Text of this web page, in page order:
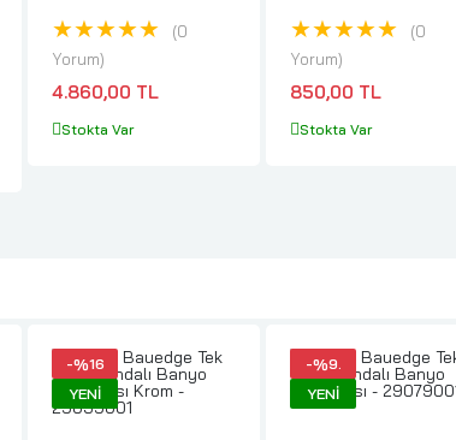
★★★★★
0
Yorum
4.860,00 TL
Stokta Var
★★★★★
0
Yorum
850,00 TL
Stokta Var
-%16
YENI
-%9.
YENI